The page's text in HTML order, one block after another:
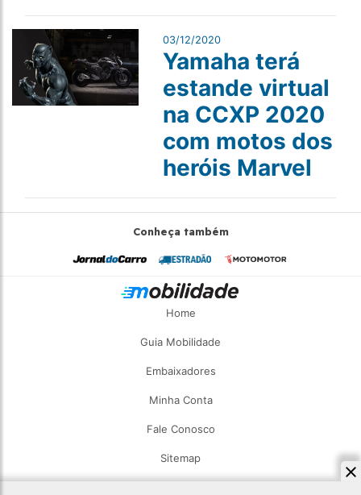
03/12/2020
Yamaha terá
estande virtual
na CCXP 2020
com motos dos
heróis Marvel
Conheça também
Home
Guia Mobilidade
Embaixadores
Minha Conta
Fale Conosco
Sitemap